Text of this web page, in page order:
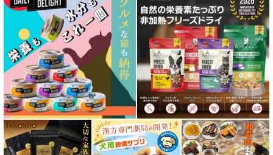
特集 ドッグフードの涙やけ対策
特集 穀物不使用 ドッグフード（ドライ）
フリーズドライ ドッグフード
エアドライ ドッグフード